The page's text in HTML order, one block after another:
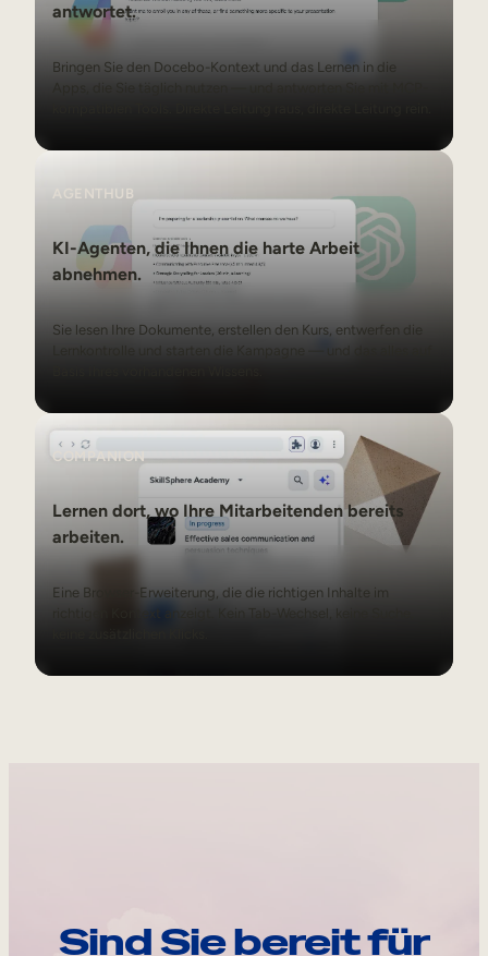
antwortet.
Bringen Sie den Docebo-Kontext und das Lernen in die
AGENTHUB
KI-Agenten, die Ihnen die harte Arbeit
abnehmen.
Sie lesen Ihre Dokumente, erstellen den Kurs, entwerfen die
Lernkontrolle und starten die Kampagne — und das alles auf
Companion
COMPANION
Lernen dort, wo Ihre Mitarbeitenden bereits
arbeiten.
Eine Browser-Erweiterung, die die richtigen Inhalte im
richtigen Kontext anzeigt. Kein Tab-Wechsel, keine Suche,
Sind Sie bereit für